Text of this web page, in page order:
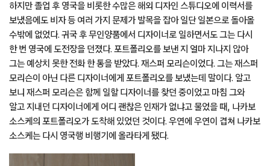
하지만 졸업 후 영국을 비롯한 수많은 해외 디자인 스튜디오에 이력서를
보냈음에도 비자 등 여러 가지 문제가 발목을 잡아 일단 일본으로 돌아올
수밖에 없었다. 귀국 후 무인양품에서 디자이너로 일하면서도 그는 다시
한 번 영국에 도전장을 던졌다. 포트폴리오를 보낸 지 얼마 지나지 않아
그는 예상치 못한 전화 한 통을 받았다. 재스퍼 모리슨이었다. 그는 재스퍼
모리슨이 아닌 다른 디자이너에게 포트폴리오를 보냈는데 말이다. 알고
보니 재스퍼 모리슨은 함께 일할 디자이너를 찾던 중이었고 마침 그와
알고 지내던 디자이너에게 어디 괜찮은 인재가 없냐고 물었을 때, 나카보
소스케의 포트폴리오가 도착해 있었던 것이다. 우연에 우연이 겹쳐 나카보
소스케는 다시 영국행 비행기에 올라타게 됐다.